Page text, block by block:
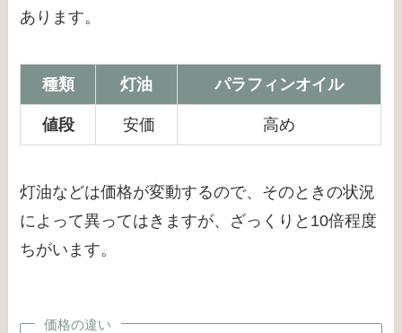
あります。
種類 灯油 パラフィンオイル
値段 安価 高め
灯油などは価格が変動するので、そのときの状況
によって異ってはきますが、ざっくりと10倍程度
ちがいます。
価格の違い